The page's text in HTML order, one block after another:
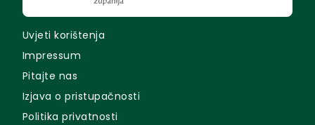
Uvjeti korištenja
Impressum
Pitajte nas
Izjava o pristupačnosti
Politika privatnosti